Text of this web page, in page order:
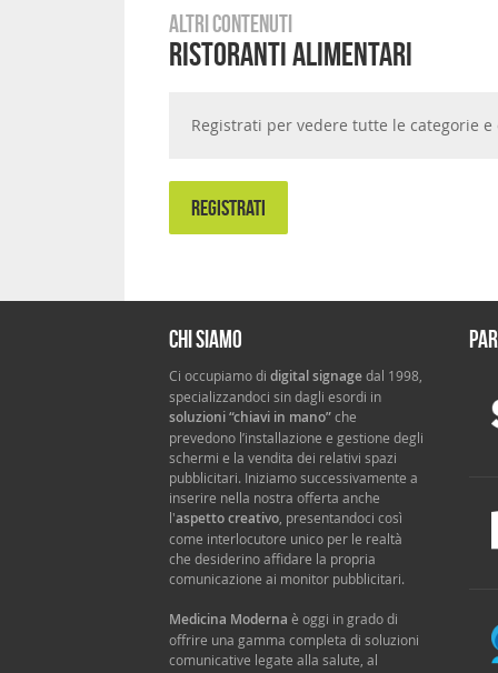
Altri contenuti
Ristoranti Alimentari
Registrati per vedere tutte le categorie
REGISTRATI
Chi siamo
Ci occupiamo di digital signagedal 1998,
specializzandoci sin dagli esordi in
soluzioni “chiavi in mano”che
prevedono l’installazione e gestione degli
schermi e la vendita dei relativi spazi
pubblicitari. Iniziamo successivamente a
inserire nella nostra offerta anche
l'aspetto creativo , presentandoci così
come interlocutore unico per le realtà
che desiderino affidare la propria
comunicazione ai monitor pubblicitari.
Medicina Moderna è oggi in grado di
offrire una gamma completa di soluzioni
comunicative legate alla salute, al